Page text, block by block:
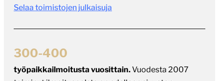
Selaa toimistojen julkaisuja
300-400
työpaikkailmoitusta vuosittain.Vuodesta 2007